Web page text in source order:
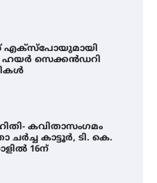
എക്സ്പോയുമായി
സെക്കൻഡറി
കവിതാസംഗമം
ചർച്ച കാട്ടൂർ, ടി. കെ.
16ന്